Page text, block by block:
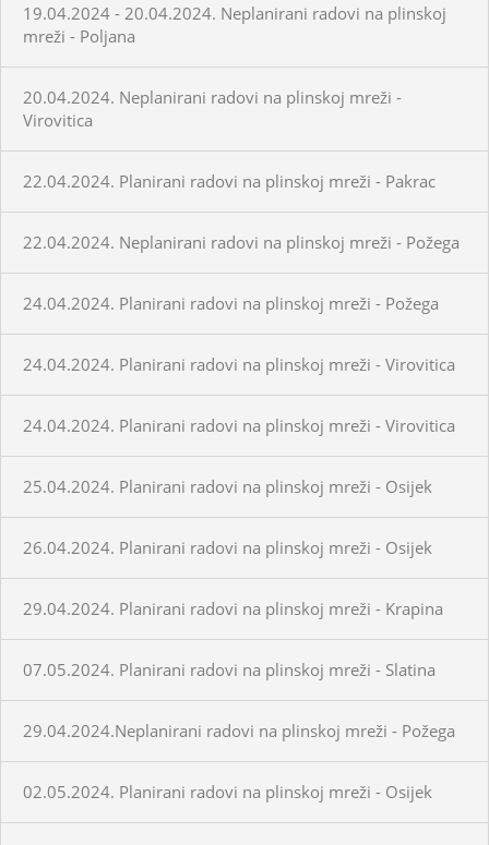
19.04.2024 - 20.04.2024. Neplanirani radovi na plinskoj
mreži - Poljana
20.04.2024. Neplanirani radovi na plinskoj mreži -
Virovitica
22.04.2024. Planirani radovi na plinskoj mreži - Pakrac
22.04.2024. Neplanirani radovi na plinskoj mreži - Požega
24.04.2024. Planirani radovi na plinskoj mreži - Požega
24.04.2024. Planirani radovi na plinskoj mreži - Virovitica
24.04.2024. Planirani radovi na plinskoj mreži - Virovitica
25.04.2024. Planirani radovi na plinskoj mreži - Osijek
26.04.2024. Planirani radovi na plinskoj mreži - Osijek
29.04.2024. Planirani radovi na plinskoj mreži - Krapina
07.05.2024. Planirani radovi na plinskoj mreži - Slatina
29.04.2024.Neplanirani radovi na plinskoj mreži - Požega
02.05.2024. Planirani radovi na plinskoj mreži - Osijek